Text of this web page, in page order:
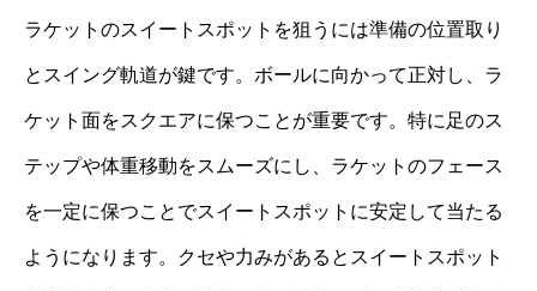
ラケットのスイートスポットを狙うには準備の位置取り
とスイング軌道が鍵です。ボールに向かって正対し、ラ
ケット面をスクエアに保つことが重要です。特に足のス
テップや体重移動をスムーズにし、ラケットのフェース
を一定に保つことでスイートスポットに安定して当たる
ようになります。クセや力みがあるとスイートスポット